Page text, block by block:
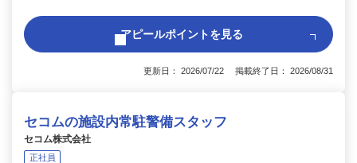
アピールポイントを見る
更新日： 2026/07/22 掲載終了日： 2026/08/31
セコムの施設内常駐警備スタッフ
セコム株式会社
正社員